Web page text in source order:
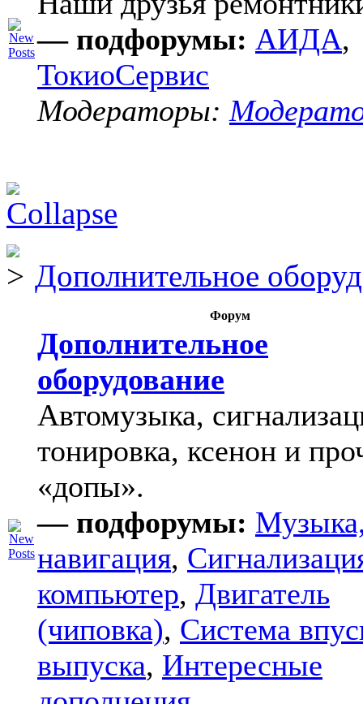
— подфорумы: АИДА,
ТокиоСервис
Модераторы:
Дополнительное
Форум
Дополнительное
оборудование
Автомузыка,
тонировка, ксенон и
«допы».
— подфорумы:
навигация,
компьютер, Двигатель
(чиповка), Система
выпуска, Интересные